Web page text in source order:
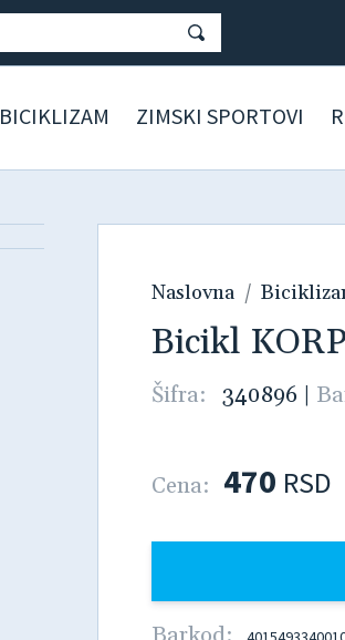
BICIKLIZAM ZIMSKI SPORTOVI
Naslovna
Bicikl
Šifra: 340896 |
Cena: 470 RSD